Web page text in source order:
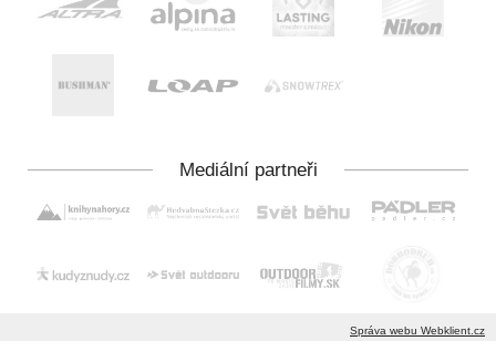
Správa webu Webklient.cz